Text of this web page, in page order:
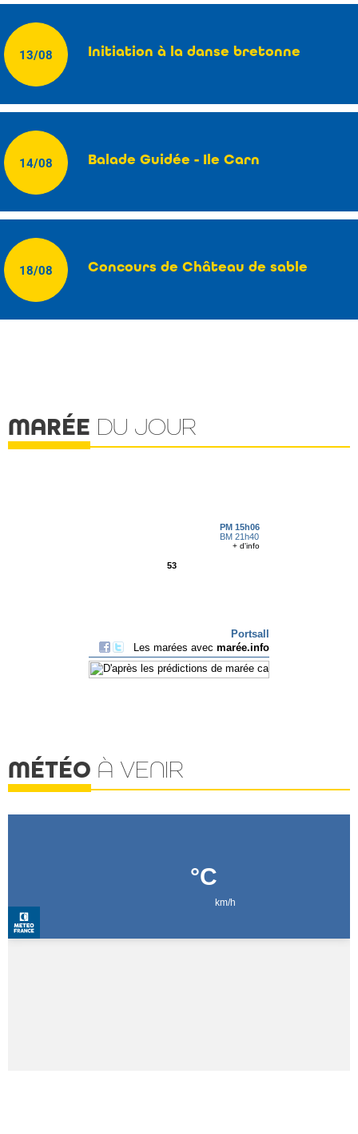
13/08 Initiation à la danse bretonne
14/08 Balade Guidée - Ile Carn
18/08 Concours de Château de sable
MARÉE DU JOUR
MÉTÉO À VENIR